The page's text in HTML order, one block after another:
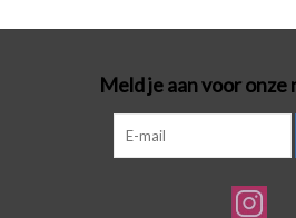
Badmode
Lingerie-accessoires
Cadeaubonnen
Meld je aan voor